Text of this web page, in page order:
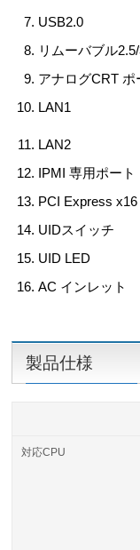
USB2.0
リムーバブル
アナログCRT ポ
LAN1
LAN2
IPMI 専用ポート
PCI Express x16
UIDスイッチ
UID LED
AC インレット
製品仕様
対応CPU